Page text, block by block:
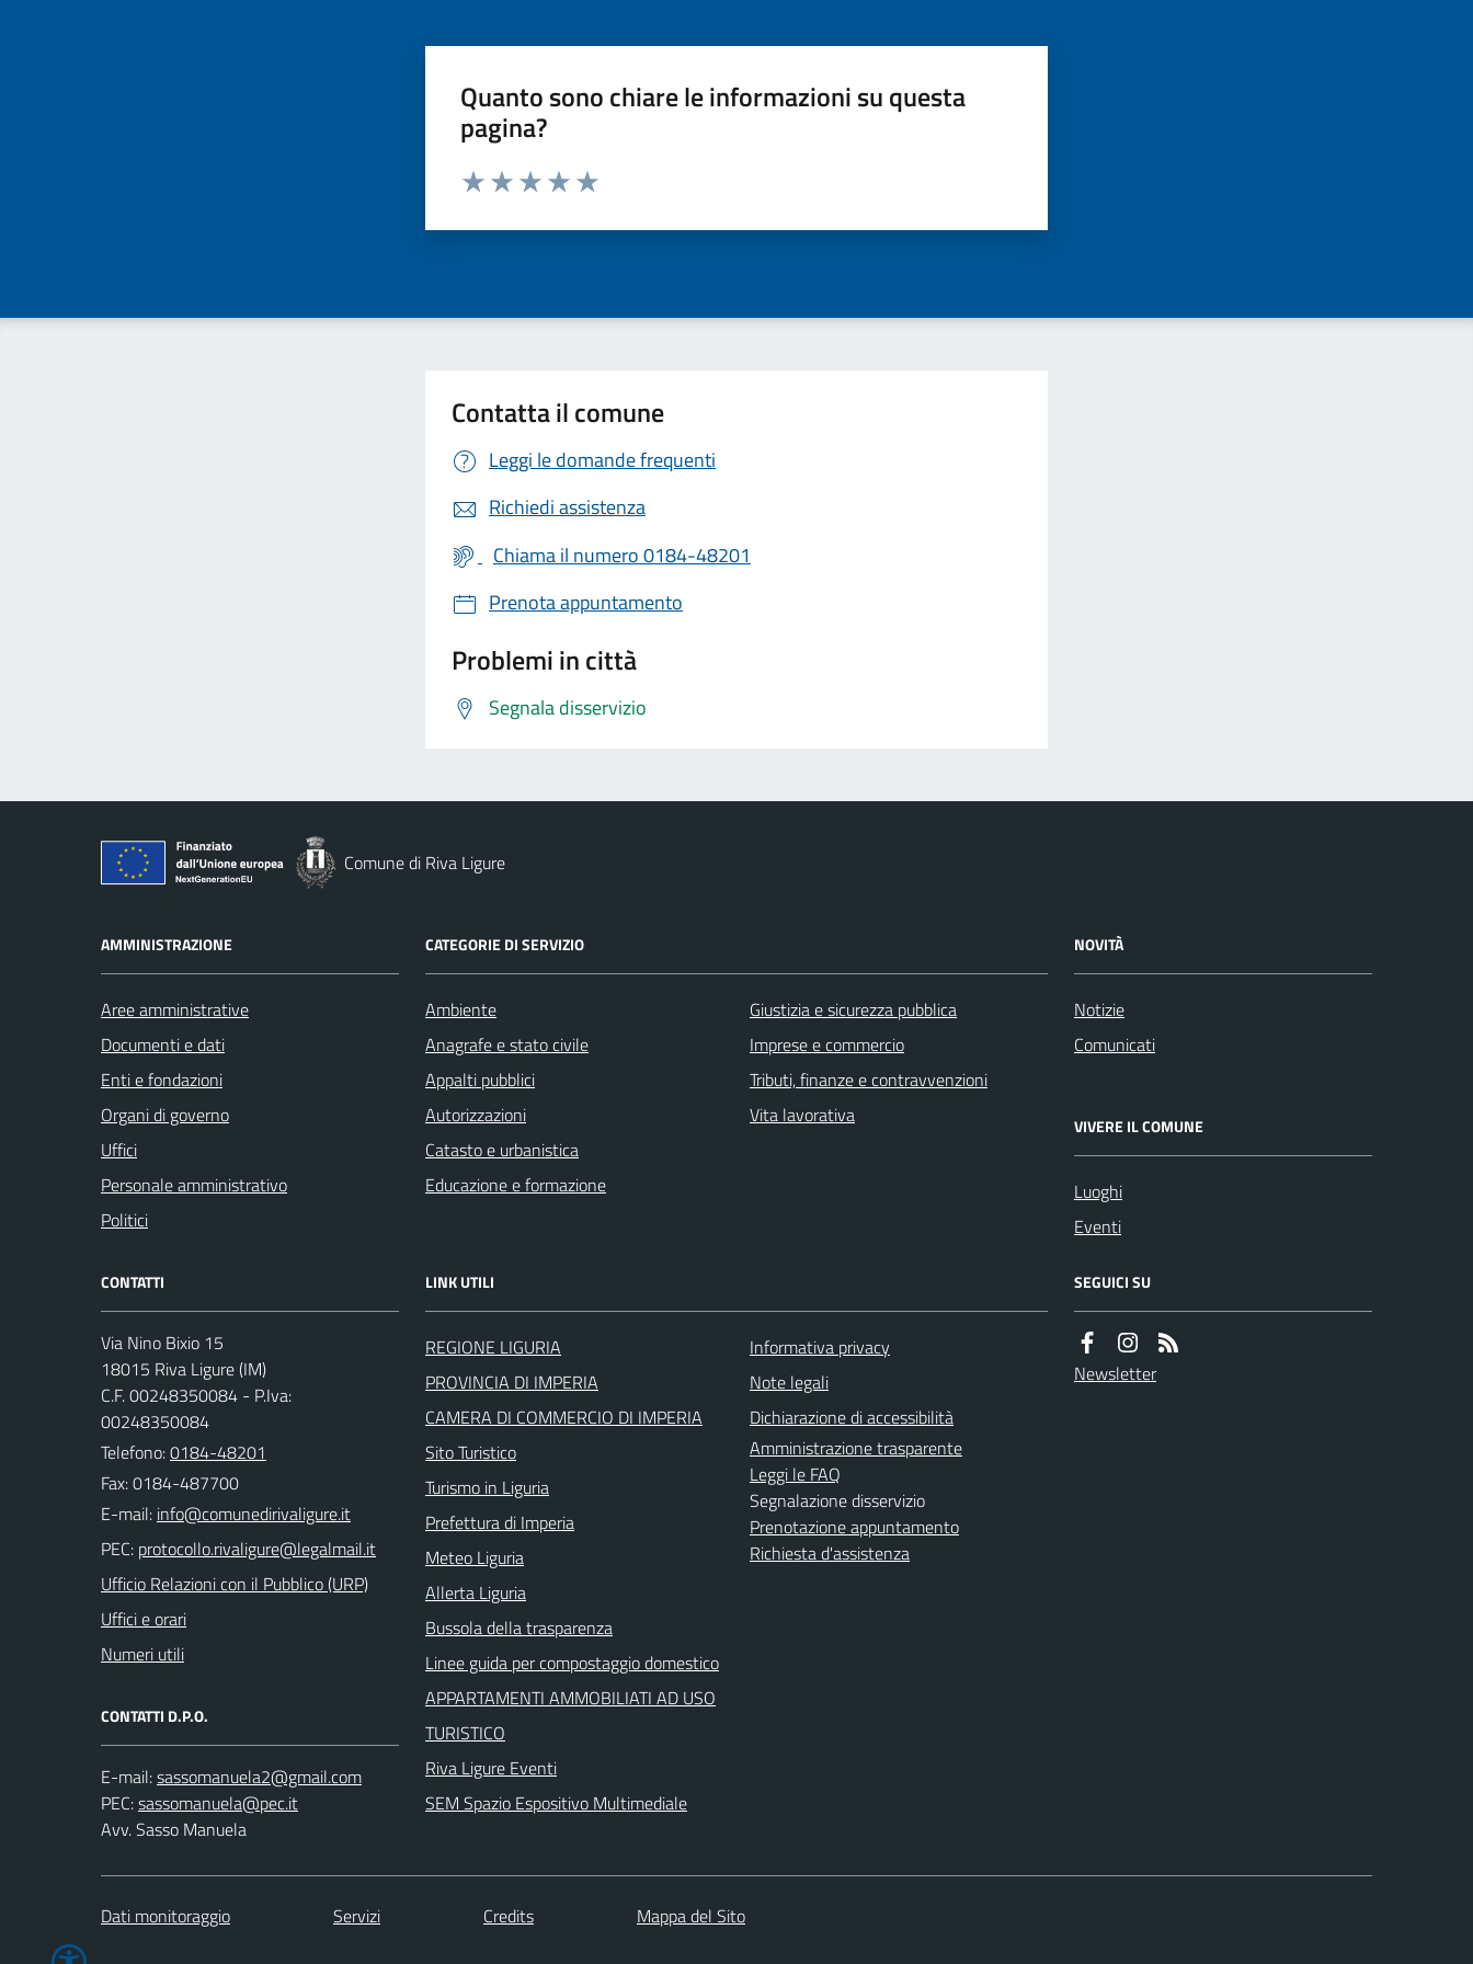
Quanto sono chiare le informazioni su questa
pagina?
Valuta da 1 a 5 stelle la pagina
Contatta il comune
Leggi le domande frequenti
Richiedi assistenza
Chiama il numero 0184-48201
Prenota appuntamento
Problemi in città
Segnala disservizio
Comune di Riva Ligure
AMMINISTRAZIONE
Aree amministrative
Documenti e dati
Enti e fondazioni
Organi di governo
Uffici
Personale amministrativo
Politici
CATEGORIE DI SERVIZIO
Ambiente
Anagrafe e stato civile
Appalti pubblici
Autorizzazioni
Catasto e urbanistica
Educazione e formazione
Giustizia e sicurezza pubblica
Imprese e commercio
Tributi, finanze e contravvenzioni
Vita lavorativa
NOVITÀ
Notizie
Comunicati
VIVERE IL COMUNE
Luoghi
Eventi
CONTATTI
Via Nino Bixio 15
18015 Riva Ligure (IM)
C.F. 00248350084 - P.Iva:
00248350084
Telefono:0184-48201
Fax: 0184-487700
E-mail:
PEC:
Ufficio Relazioni con il Pubblico (URP)
Uffici e orari
Numeri utili
CONTATTI D.P.O.
E-mail:
PEC:
Avv. Sasso Manuela
LINK UTILI
REGIONE LIGURIA
PROVINCIA DI IMPERIA
CAMERA DI COMMERCIO DI IMPERIA
Sito Turistico
Turismo in Liguria
Prefettura di Imperia
Meteo Liguria
Allerta Liguria
Bussola della trasparenza
Linee guida per compostaggio domestico
APPARTAMENTI AMMOBILIATI AD USO
TURISTICO
Riva Ligure Eventi
SEM Spazio Espositivo Multimediale
Informativa privacy
Note legali
Dichiarazione di accessibilità
Amministrazione trasparente
Leggi le FAQ
Segnalazione disservizio
Prenotazione appuntamento
Richiesta d'assistenza
SEGUICI SU
Newsletter
Dati monitoraggio Servizi Credits Mappa del Sito